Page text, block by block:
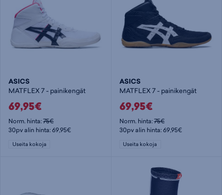
ASICS
MATFLEX 7 - painikengät
69,95€
Norm. hinta:75€
30pv alin hinta: 69,95€
Useita kokoja
ASICS
MATFLEX 7 - painikengät
69,95€
Norm. hinta:75€
30pv alin hinta: 69,95€
Useita kokoja